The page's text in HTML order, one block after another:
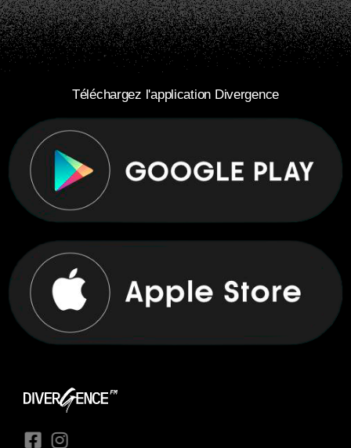
Téléchargez l'application Divergence